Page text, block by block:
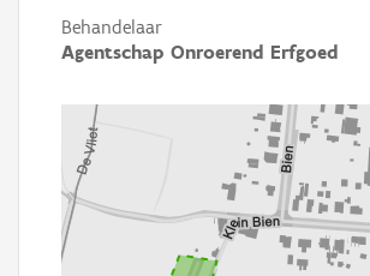
Behandelaar
Agentschap Onroerend Erfgoed